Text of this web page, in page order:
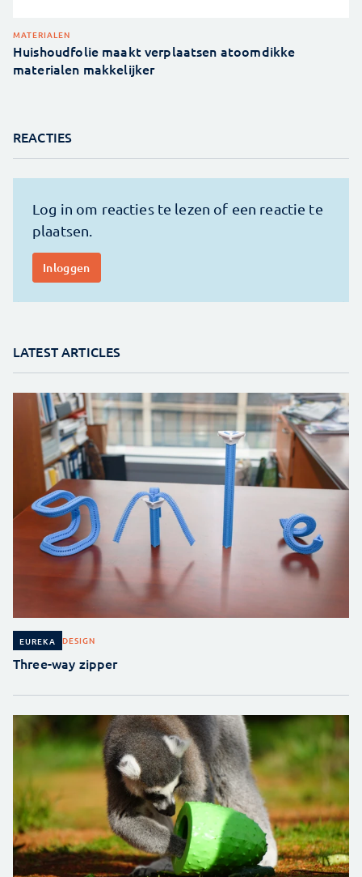
MATERIALEN
Huishoudfolie maakt verplaatsen atoomdikke
materialen makkelijker
REACTIES
LATEST ARTICLES
EUREKA DESIGN
Three-way zipper